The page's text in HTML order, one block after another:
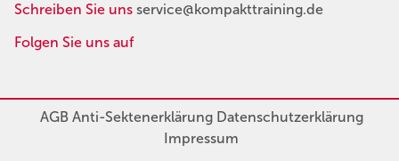
Schreiben Sie uns service@kompakttraining.de
Folgen Sie uns auf
AGBAnti-SektenerklärungDatenschutzerklärung
Impressum